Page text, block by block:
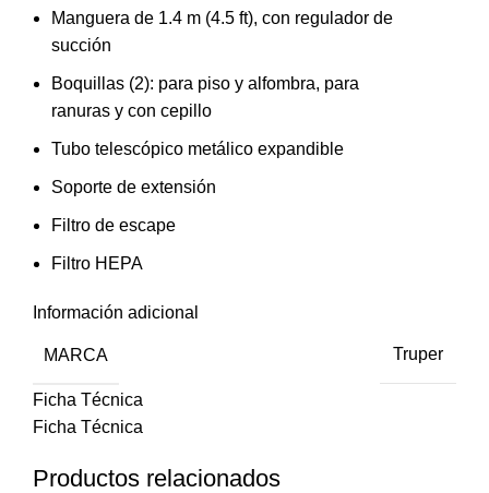
Manguera de 1.4 m (4.5 ft), con regulador de
succión
Boquillas (2): para piso y alfombra, para
ranuras y con cepillo
Tubo telescópico metálico expandible
Soporte de extensión
Filtro de escape
Filtro HEPA
Información adicional
MARCA Truper
Ficha Técnica
Ficha Técnica
Productos relacionados